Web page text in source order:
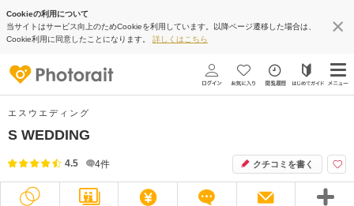
Cookieの利用について
当サイトはサービス向上のためCookieを利用しています。以降ページ遷移した場合は、
Cookie利用に同意したことになります。 詳しくはこちら
エスウエディング
S WEDDING
4.5 4件 クチコミを書く